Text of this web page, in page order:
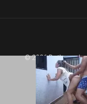
© 2026 Betheme by